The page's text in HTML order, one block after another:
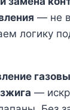
— не
логику
—